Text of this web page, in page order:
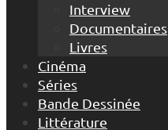
Interview
Documentaires
Livres
Cinéma
Séries
Bande Dessinée
Littérature